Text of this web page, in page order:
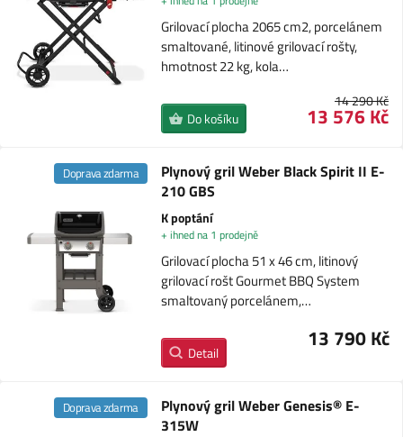
Grilovací plocha 2065 cm2, porcelánem
smaltované, litinové grilovací rošty,
hmotnost 22 kg, kola…
14 290 Kč
13 576 Kč
Do košíku
Plynový gril Weber Black Spirit II E-
210 GBS
Doprava zdarma
K poptání
+ ihned na 1 prodejně
Grilovací plocha 51 x 46 cm, litinový
grilovací rošt Gourmet BBQ System
smaltovaný porcelánem,…
13 790 Kč
Detail
Plynový gril Weber Genesis® E-
315W
Doprava zdarma